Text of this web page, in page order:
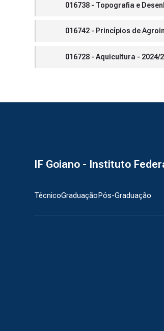
016738 - Topografia e
016742 - Princípios de
016728 - Aquicultura -
IF Goiano - Instituto
TécnicoGraduaçãoPós-Graduação